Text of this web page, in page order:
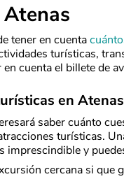
tener en cuenta
turísticas,
cuenta el billete de
en
saber cuánto
turísticas.
imprescindible y
cercana si que